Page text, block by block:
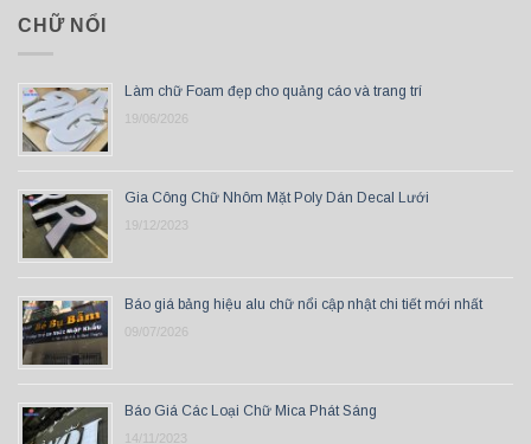
CHỮ NỔI
Làm chữ Foam đẹp cho quảng cáo và trang trí
19/06/2026
Gia Công Chữ Nhôm Mặt Poly Dán Decal Lưới
19/12/2023
Báo giá bảng hiệu alu chữ nổi cập nhật chi tiết mới nhất
09/07/2026
Báo Giá Các Loại Chữ Mica Phát Sáng
14/11/2023